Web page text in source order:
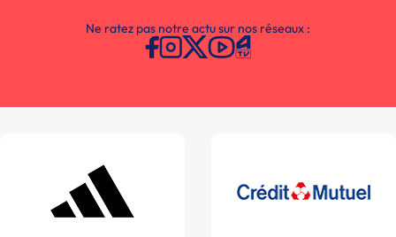
Ne ratez pas notre actu sur nos réseaux :